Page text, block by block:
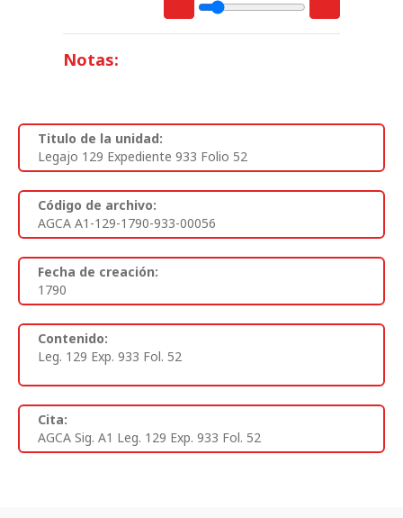
Notas:
Titulo de la unidad:
Legajo 129 Expediente 933 Folio 52
Código de archivo:
AGCA A1-129-1790-933-00056
Fecha de creación:
1790
Contenido:
Leg. 129 Exp. 933 Fol. 52
Cita:
AGCA Sig. A1 Leg. 129 Exp. 933 Fol. 52